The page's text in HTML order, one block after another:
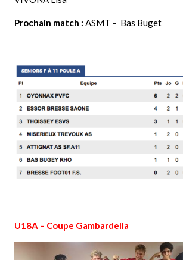
Prochain match : ASMT – Bas Buget
U18A – Coupe Gambardella